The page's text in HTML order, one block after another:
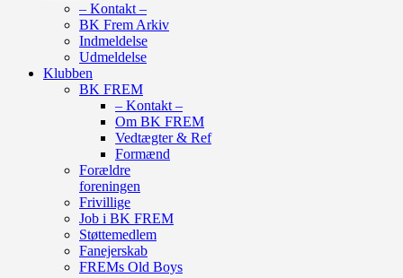
– Kontakt –
BK Frem Arkiv
Indmeldelse
Udmeldelse
Klubben
BK FREM
– Kontakt –
Om BK FREM
Vedtægter & Ref
Formænd
Forældre
foreningen
Frivillige
Job i BK FREM
Støttemedlem
Fanejerskab
FREMs Old Boys